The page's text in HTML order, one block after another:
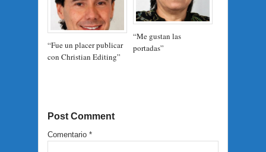
“Fue un placer publicar
con Christian Editing”
“Me gustan las
portadas”
Post Comment
Comentario *